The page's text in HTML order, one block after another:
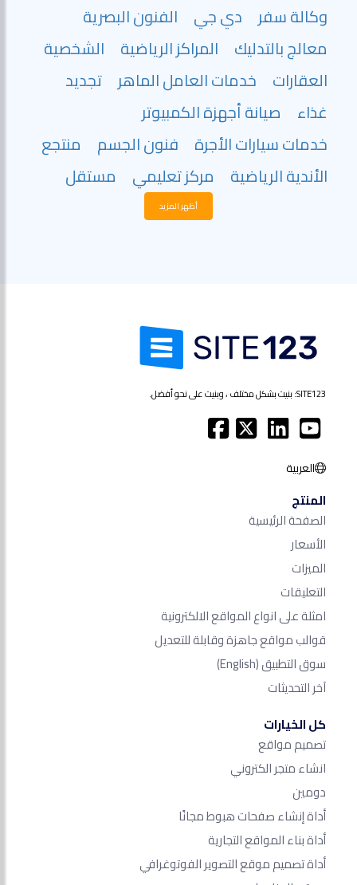
وكالة سفر دي جي الفنون البصرية
معالج بالتدليك المراكز الرياضية الشخصية
العقارات خدمات العامل الماهر تجديد
غذاء
صيانة أجهزة الكمبيوتر
خدمات سيارات الأجرة فنون الجسم
منتجع
الأندية الرياضية
مركز تعليمي مستقل
أظهر المزيد
SITE123: بنيت بشكل مختلف ، وبنيت على نحو أفضل.
العربية
المنتج
الصفحة الرئيسية
الأسعار
الميزات
التعليقات
امثلة على انواع المواقع الالكترونية
قوالب مواقع جاهزة وقابلة للتعديل
سوق التطبيق(English)
آخر التحديثات
كل الخيارات
تصميم مواقع
انشاء متجر الكتروني
دومين
أداة إنشاء صفحات هبوط مجانًا
أداة بناء المواقع التجارية
أداة تصميم موقع التصوير الفوتوغرافي